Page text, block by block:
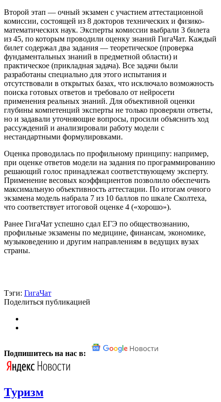
Второй этап — очный экзамен с участием аттестационной
комиссии, состоящей из 8 докторов технических и физико-
математических наук. Эксперты комиссии выбрали 3 билета
из 45, по которым проводили оценку знаний ГигаЧат. Каждый
билет содержал два задания — теоретическое (проверка
фундаментальных знаний в предметной области) и
практическое (прикладная задача). Все задачи были
разработаны специально для этого испытания и
отсутствовали в открытых базах, что исключало возможность
поиска готовых ответов и требовало от нейросети
применения реальных знаний. Для объективной оценки
глубины компетенций эксперты не только проверяли ответы,
но и задавали уточняющие вопросы, просили объяснить ход
рассуждений и анализировали работу модели с
нестандартными формулировками.
Оценка проводилась по профильному принципу: например,
при оценке ответов модели на задания по программированию
решающий голос принадлежал соответствующему эксперту.
Применение весовых коэффициентов позволило обеспечить
максимальную объективность аттестации. По итогам очного
экзамена модель набрала 7 из 10 баллов по шкале Сколтеха,
что соответствует итоговой оценке 4 («хорошо»).
Ранее ГигаЧат успешно сдал ЕГЭ по обществознанию,
профильные экзамены по медицине, финансам, экономике,
музыковедению и другим направлениям в ведущих вузах
страны.
Тэги: ГигаЧат
Поделиться публикацией
Подпишитесь на нас в:
Туризм